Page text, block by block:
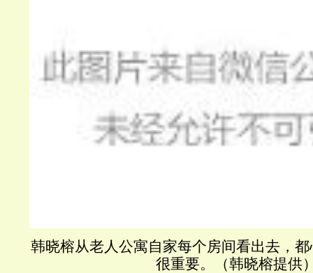
韩晓榕从老人公寓自家每个房间看出去，
很重要。（韩晓榕提供